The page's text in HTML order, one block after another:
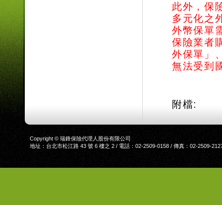
此外，保
多元化之
外幣保單
保險業者
外保單」
無法受到
附檔:
Copyright © 瑞鋒保險代理人股份有限公司
地址：台北市松江路 43 號 6 樓之 2 / 電話：02-2509-0158 / 傳真：02-2509-